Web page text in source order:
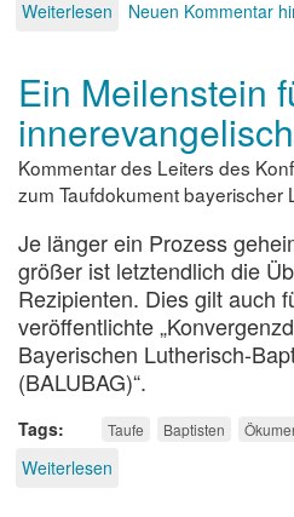
Weiterlesen über
Neuen Kommentar
Ein Meilenstein
Kommentar des Leiters des
zum Taufdokument bayerischer
Je länger ein Prozess
größer ist letztendlich die
Rezipienten. Dies gilt auch
veröffentlichte
Bayerischen Lutherisch-
(BALUBAG)“.
Tags Taufe Baptisten
Weiterlesen